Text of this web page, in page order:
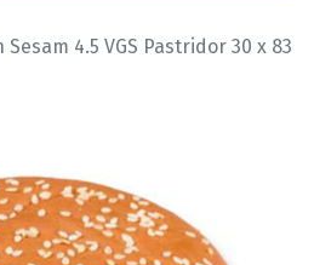
4.5 VGS Pastridor 30 x 83